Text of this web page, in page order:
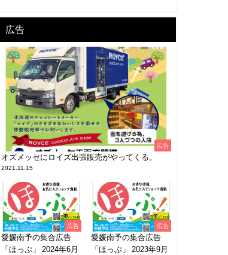
広告
広告
オズメッセにロイズ出張販売がやってくる。
2021.11.15
広告
愛媛南予の集合広告
「ほっぷ」 2024年6月
広告
愛媛南予の集合広告
「ほっぷ」 2023年9月